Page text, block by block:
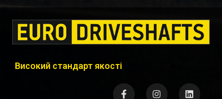
Високий стандарт якості